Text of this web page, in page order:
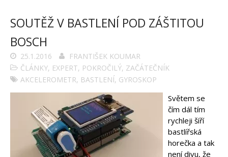
SOUTĚŽ V BASTLENÍ POD ZÁŠTITOU
BOSCH
25.1.2016
FRANTIŠEK KOUMAR
ČLÁNKY, EXPERT, POKROČILÝ, ZAČÁTEČNÍK
AKCELEROMETR, BASTLENÍ, GYROSKOP
Světem se
čím dál tím
rychleji šíří
bastlířská
horečka a tak
není divu, že